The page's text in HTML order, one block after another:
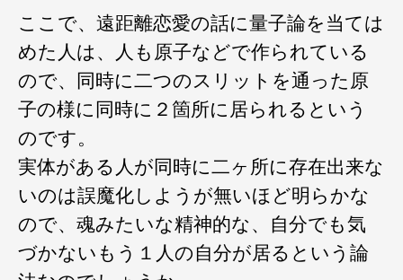
ここで、遠距離恋愛の話に量子論を当ては
めた人は、人も原子などで作られている
ので、同時に二つのスリットを通った原
子の様に同時に２箇所に居られるという
のです。
実体がある人が同時に二ヶ所に存在出来な
いのは誤魔化しようが無いほど明らかな
ので、魂みたいな精神的な、自分でも気
づかないもう１人の自分が居るという論